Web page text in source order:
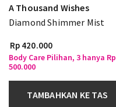
A Thousand Wishes
Diamond Shimmer Mist
Rp 420.000
Body Care Pilihan, 3 hanya Rp
500.000
TAMBAHKAN KE TAS